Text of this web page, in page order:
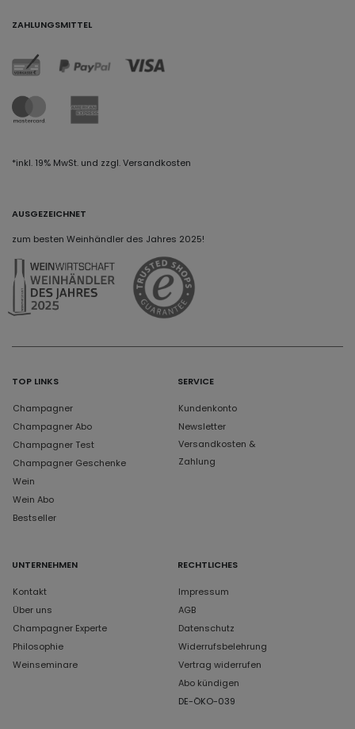
ZAHLUNGSMITTEL
*inkl. 19% MwSt. und zzgl. Versandkosten
AUSGEZEICHNET
zum besten Weinhändler des Jahres 2025!
TOP LINKS
Champagner
Champagner Abo
Champagner Test
Champagner Geschenke
Wein
Wein Abo
Bestseller
SERVICE
Kundenkonto
Newsletter
Versandkosten &
Zahlung
UNTERNEHMEN
Kontakt
Über uns
Champagner Experte
Philosophie
Weinseminare
RECHTLICHES
Impressum
AGB
Datenschutz
Widerrufsbelehrung
Vertrag widerrufen
Abo kündigen
DE-ÖKO-039